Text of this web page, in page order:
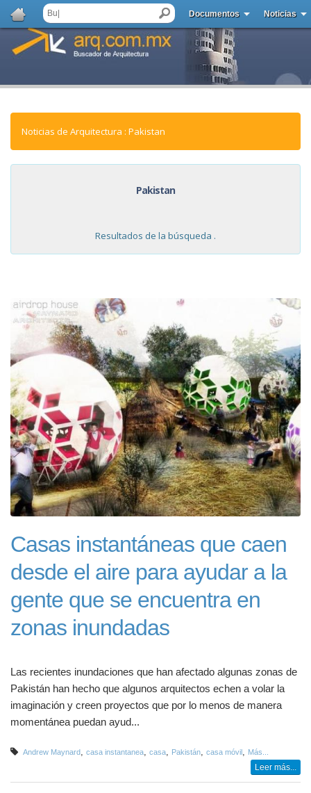
Documentos Noticias
Noticias de Arquitectura : Pakistan
Pakistan
Resultados de la búsqueda .
Casas instantáneas que caen
desde el aire para ayudar a la
gente que se encuentra en
zonas inundadas
Las recientes inundaciones que han afectado algunas zonas de
Pakistán han hecho que algunos arquitectos echen a volar la
imaginación y creen proyectos que por lo menos de manera
momentánea puedan ayud...
Andrew Maynard casa instantanea casa Pakistán casa móvil Más...
Leer más...